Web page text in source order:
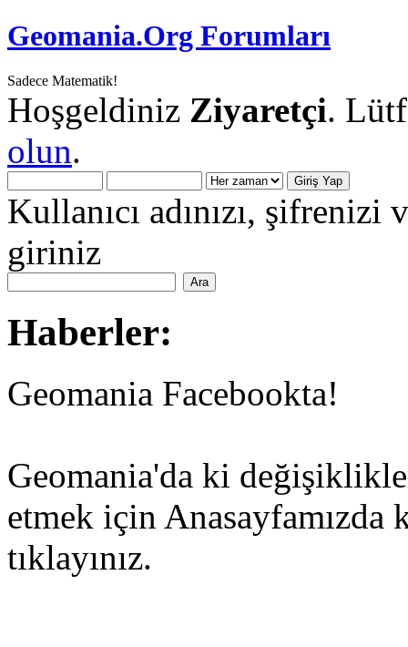
Geomania.Org Forumları
Sadece Matematik!
Hoşgeldiniz Ziyaretçi.
olun.
Kullanıcı adınızı,
giriniz
Haberler:
Geomania Facebookta!
Geomania'da ki
etmek için
tıklayınız.